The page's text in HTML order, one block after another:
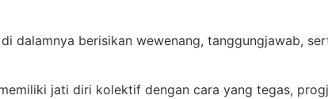
dalamnya berisikan wewenang, tanggungjawab,
jati diri kolektif dengan cara yang tegas,